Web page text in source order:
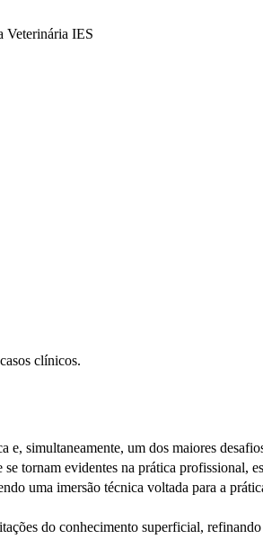
Veterinária IES
clínicos.
simultaneamente, um dos maiores
tornam evidentes na prática profissional,
uma imersão técnica voltada para a
do conhecimento superficial, refinando